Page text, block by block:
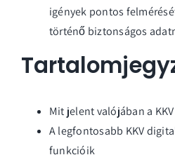
igények pontos
történő biztonságos
Mit jelent valójában a
A legfontosabb KKV
funkcióik